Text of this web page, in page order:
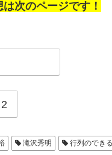
次のページです！
2
滝沢秀明 行列のでき